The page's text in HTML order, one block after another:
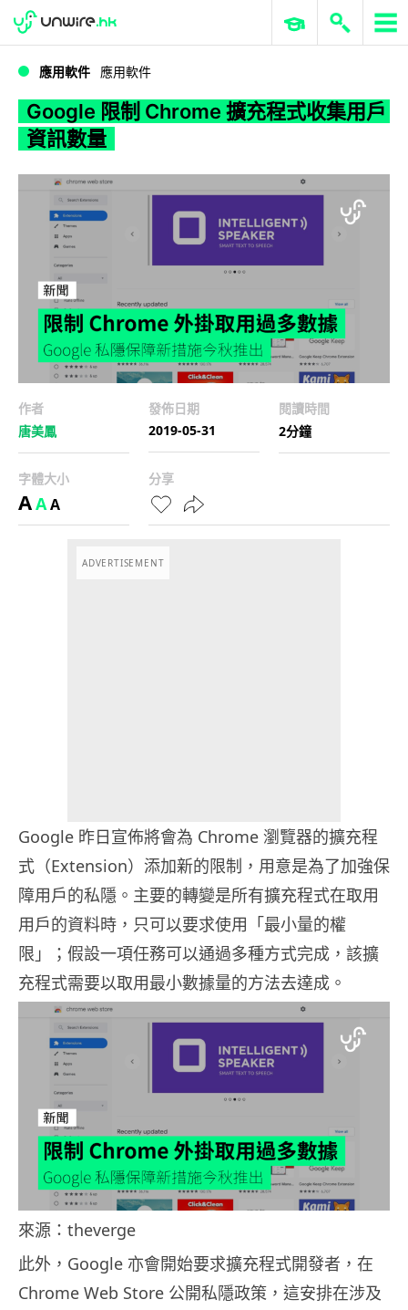
WWDC 2026 ERP 與商業 AI
應用軟件 應用軟件
Google 限制 Chrome 擴充程式收集用戶
資訊數量
作者
唐美鳳
發佈日期
2019-05-31
閱讀時間
2分鐘
字體大小
AAA
分享
ADVERTISEMENT
Google 昨日宣佈將會為 Chrome 瀏覽器的擴充程
式（Extension）添加新的限制，用意是為了加強保
障用戶的私隱。主要的轉變是所有擴充程式在取用
用戶的資料時，只可以要求使用「最小量的權
限」；假設一項任務可以通過多種方式完成，該擴
充程式需要以取用最小數據量的方法去達成。
來源：theverge
此外，Google 亦會開始要求擴充程式開發者，在
Chrome Web Store 公開私隱政策，這安排在涉及